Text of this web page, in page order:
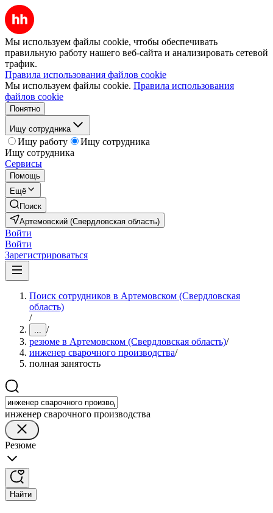
Мы используем файлы cookie, чтобы обеспечивать
правильную работу нашего веб-сайта и анализировать сетевой
трафик.
Правила использования файлов cookie
Мы используем файлы cookie. Правила использования
файлов cookie
Понятно
Ищу сотрудника
Ищу работу
Ищу сотрудника
Ищу сотрудника
Сервисы
Помощь
Ещё
Поиск
Артемовский (Свердловская область)
Войти
Войти
Зарегистрироваться
Поиск сотрудников в Артемовском (Свердловская
область)
/
... /
резюме в Артемовском (Свердловская область)/
инженер сварочного производства/
полная занятость
инженер сварочного производства
Резюме
Найти